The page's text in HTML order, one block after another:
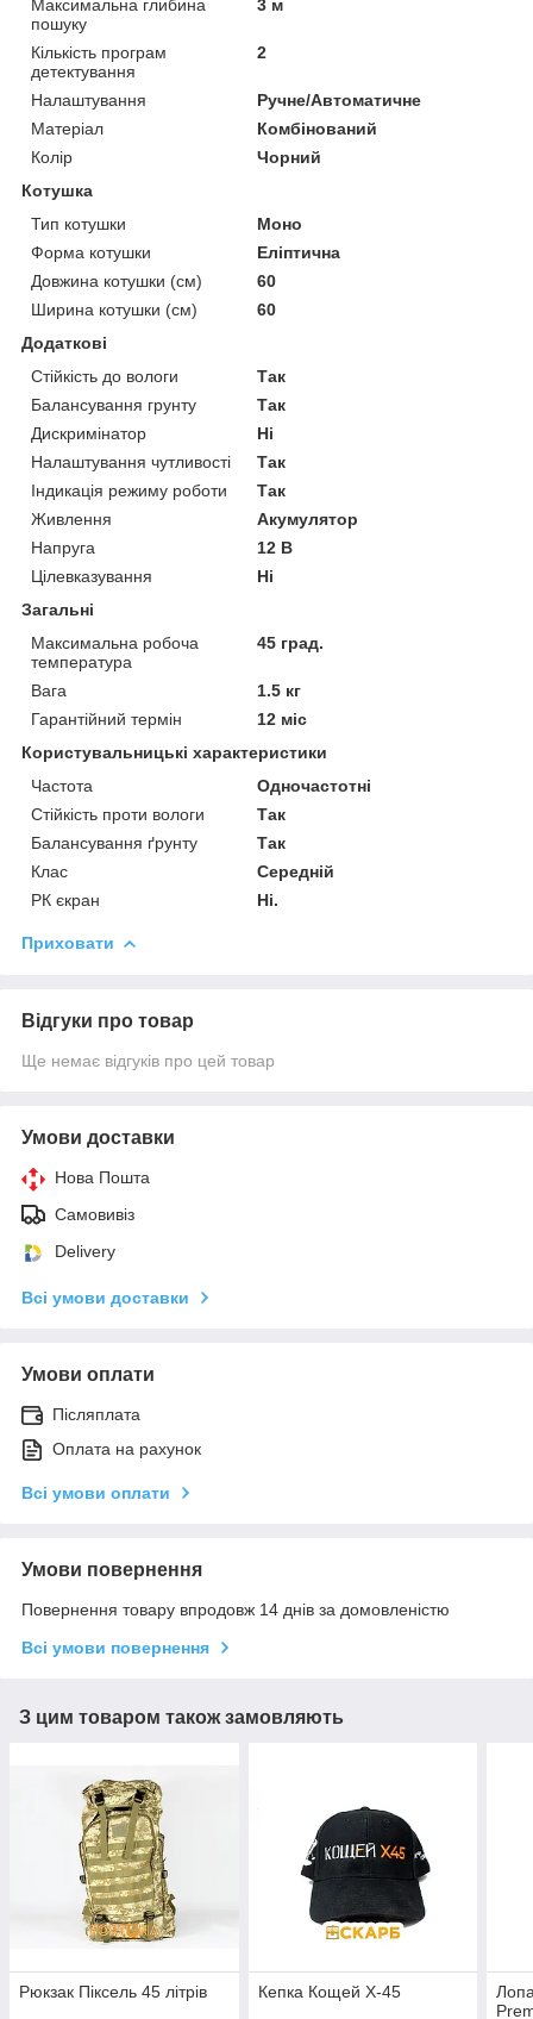
Максимальна глибина
пошуку
3 м
Кількість програм
детектування
2
Налаштування
Ручне/Автоматичне
Матеріал
Комбінований
Колір
Чорний
Котушка
Тип котушки
Моно
Форма котушки
Еліптична
Довжина котушки (см)
60
Ширина котушки (см)
60
Додаткові
Стійкість до вологи
Так
Балансування грунту
Так
Дискримінатор
Ні
Налаштування чутливості
Так
Індикація режиму роботи
Так
Живлення
Акумулятор
Напруга
12 В
Цілевказування
Ні
Загальні
Максимальна робоча
температура
45 град.
Вага
1.5 кг
Гарантійний термін
12 міс
Користувальницькі характеристики
Частота
Одночастотні
Стійкість проти вологи
Так
Балансування ґрунту
Так
Клас
Середній
РК єкран
Ні.
Приховати
Відгуки про товар
Ще немає відгуків про цей товар
Умови доставки
Нова Пошта
Самовивіз
Delivery
Всі умови доставки
Умови оплати
Післяплата
Оплата на рахунок
Всі умови оплати
Умови повернення
Повернення товару впродовж 14 днів за домовленістю
Всі умови повернення
З цим товаром також замовляють
Рюкзак Піксель 45 літрів Кепка Кощей Х-45